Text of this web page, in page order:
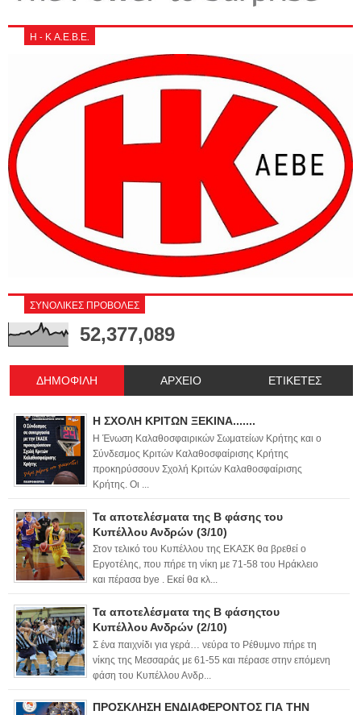
Η - Κ Α.Ε.Β.Ε.
ΣΥΝΟΛΙΚΕΣ ΠΡΟΒΟΛΕΣ
52,377,089
ΔΗΜΟΦΙΛΗ ΑΡΧΕΙΟ ΕΤΙΚΕΤΕΣ
Η ΣΧΟΛΗ ΚΡΙΤΩΝ ΞΕΚΙΝΑ.......
Η Ένωση Καλαθοσφαιρικών Σωματείων Κρήτης και ο
Σύνδεσμος Κριτών Καλαθοσφαίρισης Κρήτης
προκηρύσσουν Σχολή Κριτών Καλαθοσφαίρισης
Κρήτης. Οι ...
Τα αποτελέσματα της Β φάσης του
Κυπέλλου Ανδρών (3/10)
Στον τελικό του Κυπέλλου της ΕΚΑΣΚ θα βρεθεί ο
Εργοτέλης, που πήρε τη νίκη με 71-58 του Ηράκλειο
και πέρασα bye . Εκεί θα κλ...
Τα αποτελέσματα της Β φάσηςτου
Κυπέλλου Ανδρών (2/10)
Σ ένα παιχνίδι για γερά… νεύρα το Ρέθυμνο πήρε τη
νίκης της Μεσσαράς με 61-55 και πέρασε στην επόμενη
φάση του Κυπέλλου Ανδρ...
ΠΡΟΣΚΛΗΣΗ ΕΝΔΙΑΦΕΡΟΝΤΟΣ ΓΙΑ ΤΗΝ